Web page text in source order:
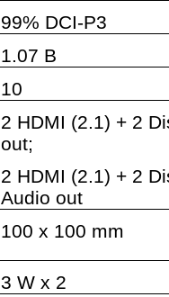
99% DCI-P3
1.07 B
10
2 HDMI (2.1) + 2
out;
2 HDMI (2.1) + 2
Audio out
100 x 100 mm
3 W x 2